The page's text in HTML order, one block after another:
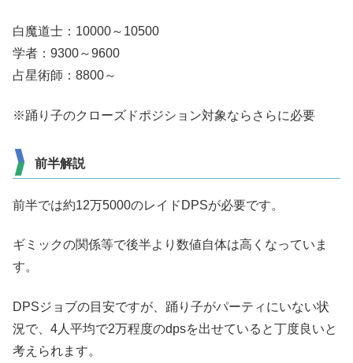
白魔道士：10000～10500
学者：9300～9600
占星術師：8800～
※踊り子のクローズドポジション対象ならさらに必要
前半解説
前半では約12万5000のレイドDPSが必要です。
ギミックの関係等で後半より数値自体は高くなっていま
す。
DPSジョブの目安ですが、踊り子がパーティにいない状
況で、4人平均で2万程度のdpsを出せていると丁度良いと
考えられます。